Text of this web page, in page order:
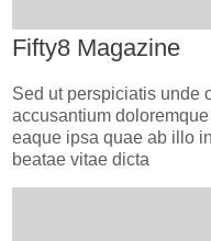
Fifty8 Magazine
Sed ut perspiciatis unde
accusantium
eaque ipsa quae ab illo
beatae vitae dicta